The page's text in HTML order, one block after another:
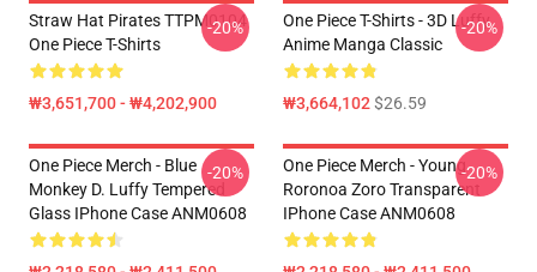
Straw Hat Pirates TTPM0104
One Piece T-Shirts
₩3,651,700 - ₩4,202,900
-20%
One Piece T-Shirts - 3D Luffy
Anime Manga Classic
₩3,664,102$26.59
-20%
One Piece Merch - Blue
Monkey D. Luffy Tempered
Glass IPhone Case ANM0608
-20%
One Piece Merch - Young
Roronoa Zoro Transparent
IPhone Case ANM0608
-20%